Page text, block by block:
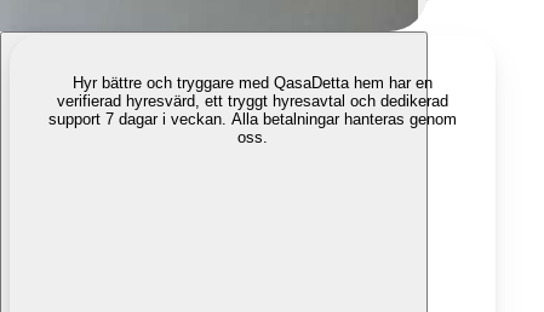
Hyr bättre och tryggare med QasaDetta hem har en
verifierad hyresvärd, ett tryggt hyresavtal och dedikerad
support 7 dagar i veckan. Alla betalningar hanteras genom
oss.